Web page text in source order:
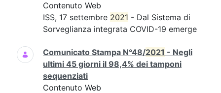
Contenuto Web
ISS, 17 settembre 2021 - Dal Sistema di
Sorveglianza integrata COVID-19 emerge
Comunicato Stampa N°48/2021 - Negli
ultimi 45 giorni il 98,4% dei tamponi
sequenziati
Contenuto Web